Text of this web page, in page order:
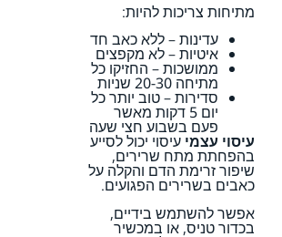
מתיחות צריכות להיות:
עדינות – ללא כאב חד
איטיות – לא מקפצים
ממושכות – החזיקו כל
מתיחה 20-30 שניות
סדירות – טוב יותר כל
יום 5 דקות מאשר
פעם בשבוע חצי שעה
עיסוי עצמי עיסוי יכול לסייע
בהפחתת מתח שרירים,
שיפור זרימת הדם והקלה על
כאבים בשרירים הפגועים.
אפשר להשתמש בידיים,
בכדור טניס, או במכשיר